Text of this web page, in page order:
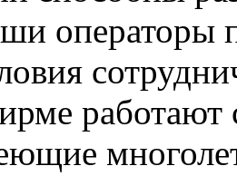
операторы
работают